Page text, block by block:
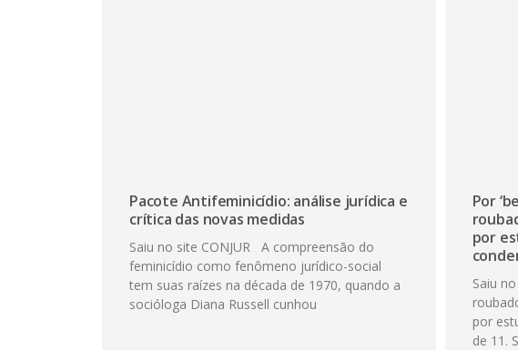
Pacote Antifeminicídio: análise jurídica e
crítica das novas medidas
Saiu no site CONJUR A compreensão do
feminicídio como fenômeno jurídico-social
tem suas raízes na década de 1970, quando a
socióloga Diana Russell cunhou
Por
por
Saiu
por
de 11.